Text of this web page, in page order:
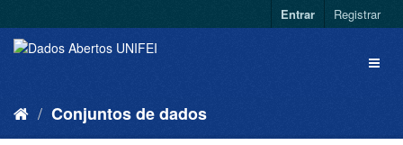
Entrar Registrar
Conjuntos de dados